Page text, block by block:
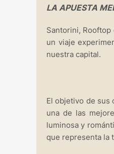
LA APUESTA
Santorini,
un viaje
nuestra capital.
El objetivo de sus
una de las
luminosa y
que representa la